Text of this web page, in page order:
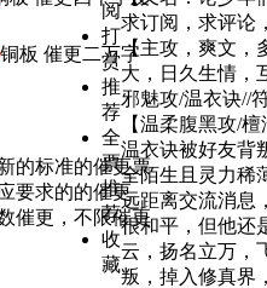
铜板 催更二万字
的标准的催更票
要求的的催更
催更，不限催更
阅
打
赏
推
荐
全
票
推
荐
收
藏
求订阅，求评论
【主攻，爽文，
大，日久生情，
邪魅攻/温衣诀//
【温柔腹黑攻/
温衣诀被好友背
全陌生且灵力稀
远距离交流消息
很和平，但他还
云，扬名立万，
叛，掉入修真界